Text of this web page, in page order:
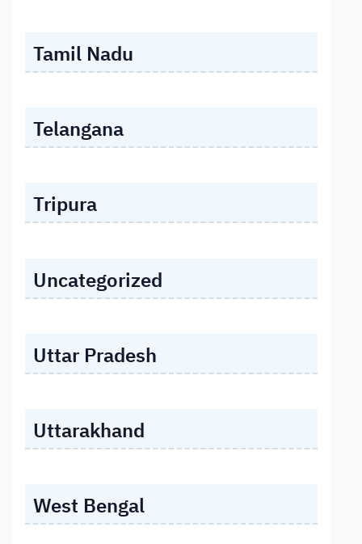
Tamil Nadu
Telangana
Tripura
Uncategorized
Uttar Pradesh
Uttarakhand
West Bengal